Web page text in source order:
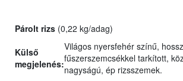
Párolt rizs (0,22 kg/adag)
Külső
megjelenés:
Világos nyersfehér színű,
fűszerszemcsékkel tarkított,
nagyságú, ép rizsszemek.